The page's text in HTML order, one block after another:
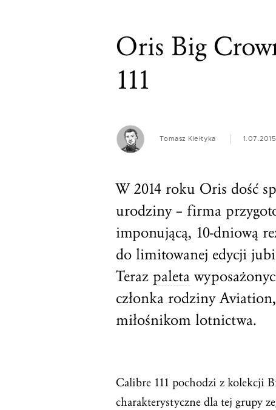
Oris Big
111
Tomasz Kiełtyka 1.07.2015
W 2014 roku Oris dość
urodziny – firma
imponującą, 10-dniową
do limitowanej edycji
Teraz paleta
członka rodziny
miłośnikom lotnictwa.
Calibre 111 pochodzi z kolekcji
charakterystyczne dla tej grupy